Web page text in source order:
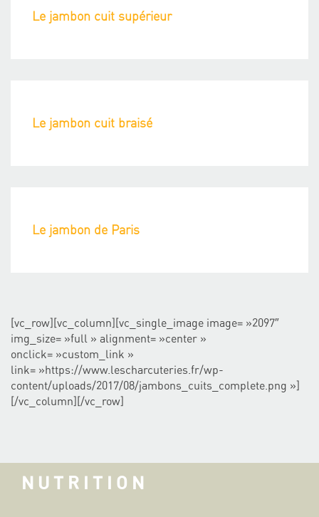
Le jambon cuit supérieur
Le jambon cuit braisé
Le jambon de Paris
[vc_row][vc_column][vc_single_image image= »2097″
img_size= »full » alignment= »center »
onclick= »custom_link »
link= »https://www.lescharcuteries.fr/wp-
content/uploads/2017/08/jambons_cuits_complete.png »]
[/vc_column][/vc_row]
NUTRITION